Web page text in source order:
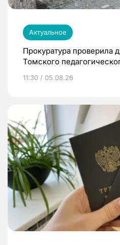
Актуальное
Прокуратура проверила
Томского
11:30 / 05.08.26